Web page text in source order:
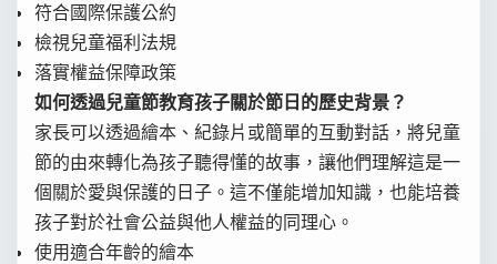
符合國際保護公約
檢視兒童福利法規
落實權益保障政策
如何透過兒童節教育孩子關於節日的歷史背景？
家長可以透過繪本、紀錄片或簡單的互動對話，將兒童
節的由來轉化為孩子聽得懂的故事，讓他們理解這是一
個關於愛與保護的日子。這不僅能增加知識，也能培養
孩子對於社會公益與他人權益的同理心。
使用適合年齡的繪本